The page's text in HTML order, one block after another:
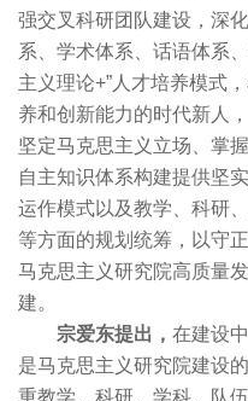
强交叉科研团队建设，深
系、学术体系、话语体系
主义理论+”人才培养模式
养和创新能力的时代新人
坚定马克思主义立场、掌
自主知识体系构建提供坚
运作模式以及教学、科研
等方面的规划统筹，以守
马克思主义研究院高质量
建。
宗爱东提出， 在建设
是马克思主义研究院建设
重教学、科研、学科、队